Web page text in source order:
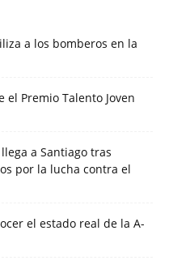
a los bomberos en la
Premio Talento Joven
a Santiago tras
por la lucha contra el
el estado real de la A-